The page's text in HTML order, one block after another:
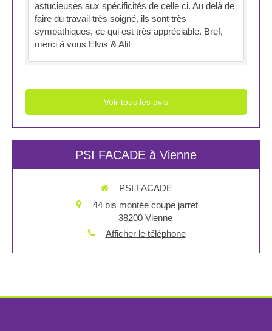
astucieuses aux spécificités de celle ci. Au delà de
faire du travail très soigné, ils sont très
sympathiques, ce qui est très appréciable. Bref,
merci à vous Elvis & Ali!
Voir tous les avis
PSI FACADE à Vienne
PSI FACADE
44 bis montée coupe jarret
38200 Vienne
Afficher le téléphone